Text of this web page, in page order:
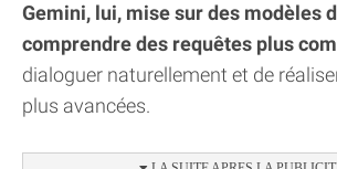
Gemini, lui, mise sur des modèles
comprendre des requêtes plus
dialoguer naturellement et de
plus avancées.